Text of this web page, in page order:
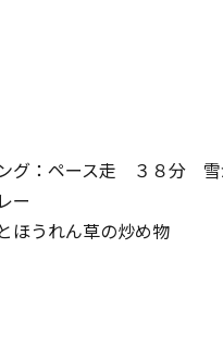
グ：ペース走 ３８分 雪
ー
ほうれん草の炒め物